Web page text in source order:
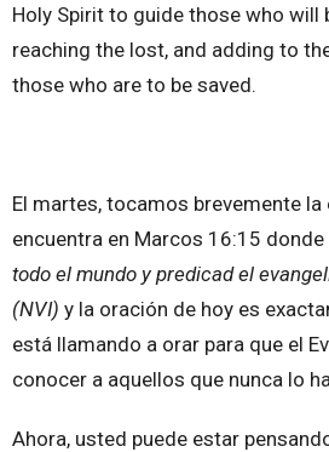
Holy Spirit to guide those who will
reaching the lost, and adding to
those who are to be saved.
El martes, tocamos brevemente
encuentra en Marcos 16:15 donde
todo el mundo y predicad el
(NVI) y la oración de hoy es
está llamando a orar para que el
conocer a aquellos que nunca lo
Ahora, usted puede estar